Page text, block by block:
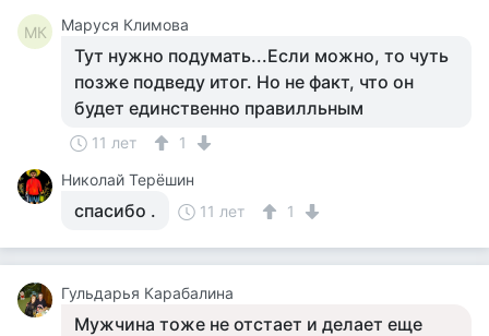
МК Маруся Климова
Тут нужно подумать...Если можно, то чуть
позже подведу итог. Но не факт, что он
будет единственно правилльным
11 лет
1
Николай Терёшин
спасибо . 11 лет 1
Гульдарья Карабалина
Мужчина тоже не отстает и делает еще